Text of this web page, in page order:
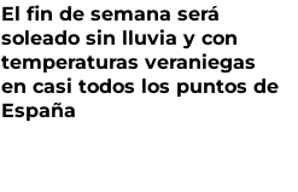
El fin de semana será
soleado sin lluvia y con
temperaturas veraniegas
en casi todos los puntos de
España